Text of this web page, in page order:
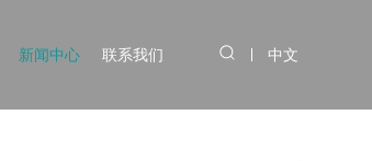
新闻中心 联系我们 中文